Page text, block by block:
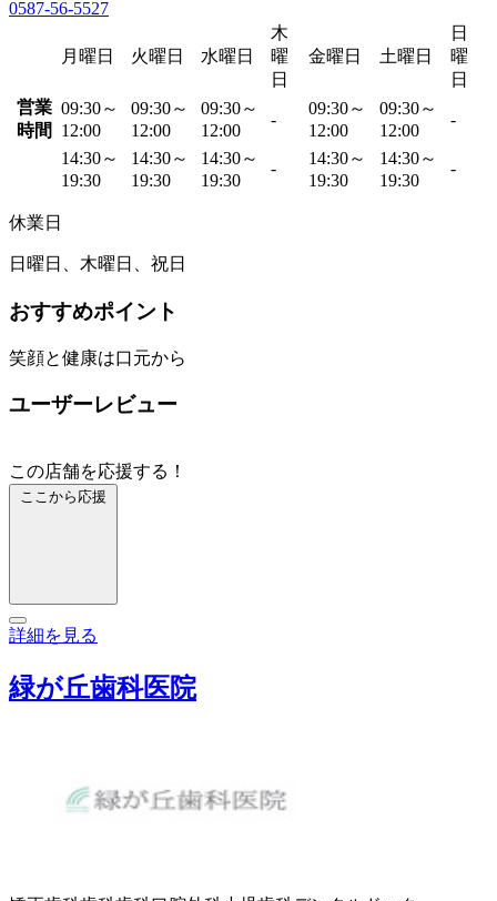
0587-56-5527
月曜日 火曜日 水曜日
木
曜
日
金曜日 土曜日
日
曜
日
営業
時間
09:30～
12:00
09:30～
12:00
09:30～
12:00
-
09:30～
12:00
09:30～
12:00
-
14:30～
19:30
14:30～
19:30
14:30～
19:30
-
14:30～
19:30
14:30～
19:30
-
休業日
日曜日、木曜日、祝日
おすすめポイント
笑顔と健康は口元から
ユーザーレビュー
この店舗を応援する！
ここから応援
詳細を見る
緑が丘歯科医院